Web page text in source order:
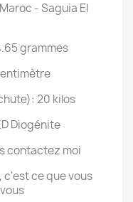
- Saguia El
grammes
20 kilos
Diogénite
contactez moi
c'est ce que vous